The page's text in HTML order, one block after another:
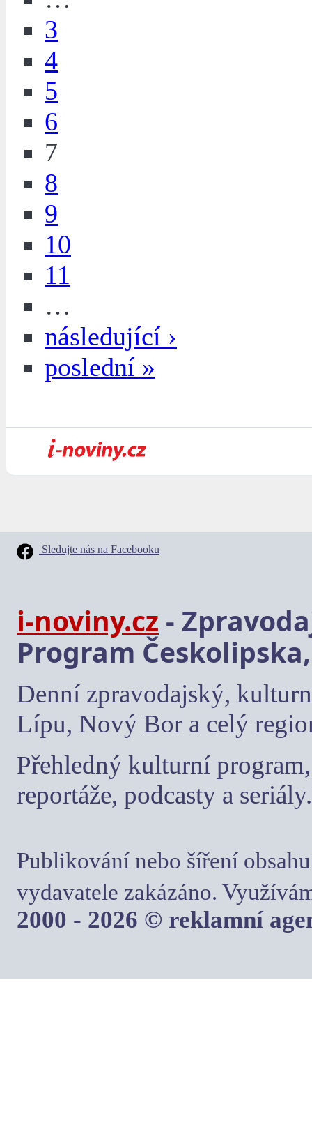
3
4
5
6
7
8
9
10
11
…
následující ›
poslední »
Sledujte nás na Facebooku
i-noviny.cz -
Program
Denní zpravodajský,
Lípu, Nový Bor a celý
Přehledný kulturní
reportáže, podcasty a seriály.
Publikování nebo šíření
vydavatele zakázáno.
2000 - 2026 © reklamní